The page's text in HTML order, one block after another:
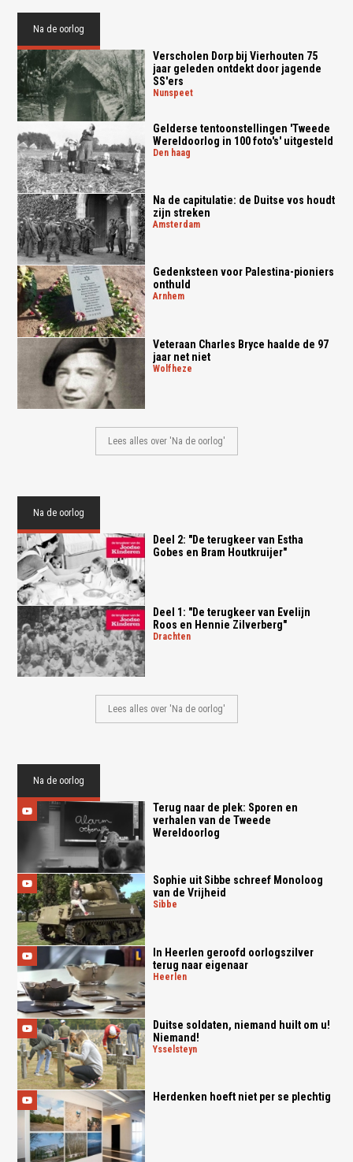
Na de oorlog
Verscholen Dorp bij Vierhouten 75
jaar geleden ontdekt door jagende
SS'ers
nunspeet
Gelderse tentoonstellingen 'Tweede
Wereldoorlog in 100 foto's' uitgesteld
den haag
Na de capitulatie: de Duitse vos houdt
zijn streken
amsterdam
Gedenksteen voor Palestina-pioniers
onthuld
arnhem
Veteraan Charles Bryce haalde de 97
jaar net niet
wolfheze
Lees alles over 'Na de oorlog'
Na de oorlog
Deel 2: "De terugkeer van Estha
Gobes en Bram Houtkruijer"
Deel 1: "De terugkeer van Evelijn
Roos en Hennie Zilverberg"
drachten
Lees alles over 'Na de oorlog'
Na de oorlog
Terug naar de plek: Sporen en
verhalen van de Tweede
Wereldoorlog
Sophie uit Sibbe schreef Monoloog
van de Vrijheid
sibbe
In Heerlen geroofd oorlogszilver
terug naar eigenaar
heerlen
Duitse soldaten, niemand huilt om u!
Niemand!
ysselsteyn
Herdenken hoeft niet per se plechtig